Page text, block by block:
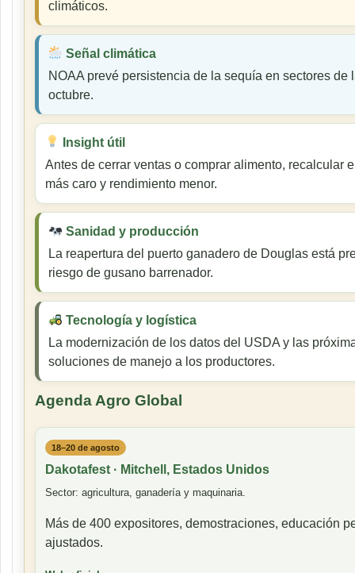
climáticos.
Señal climática
NOAA prevé persistencia de la sequía en sectores
octubre.
Insight útil
Antes de cerrar ventas o comprar alimento, recalcular
más caro y rendimiento menor.
Sanidad y producción
La reapertura del puerto ganadero de Douglas está
riesgo de gusano barrenador.
Tecnología y logística
La modernización de los datos del USDA y las
soluciones de manejo a los productores.
Agenda Agro Global
18–20 de agosto
Dakotafest · Mitchell, Estados Unidos
Sector: agricultura, ganadería y maquinaria.
Más de 400 expositores, demostraciones, educación
ajustados.